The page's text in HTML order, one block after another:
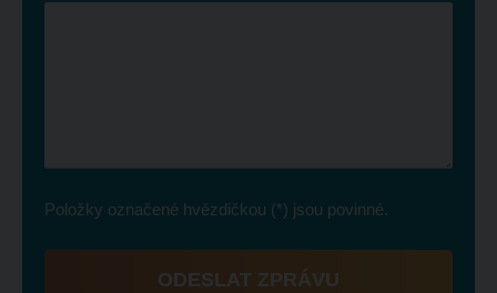
Položky označené hvězdičkou (*) jsou povinné.
ODESLAT ZPRÁVU